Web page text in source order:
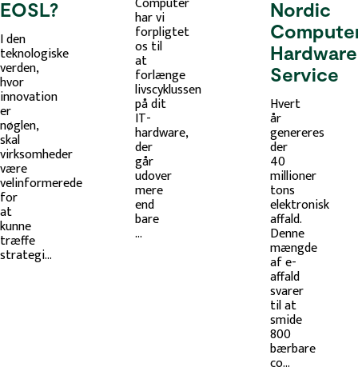
EOSL?
I den
teknologiske
verden,
hvor
innovation
er
nøglen,
skal
virksomheder
være
velinformerede
for
at
kunne
træffe
strategi...
har vi
forpligtet
os til
at
forlænge
livscyklussen
på dit
IT-
hardware,
der
går
udover
mere
end
bare
...
Nordic
Hardware
Service
Hvert
år
genereres
der
40
millioner
tons
elektronisk
affald.
Denne
mængde
af e-
affald
svarer
til at
smide
800
bærbare
co...